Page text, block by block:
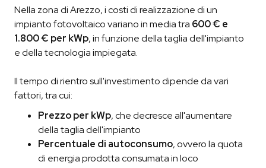
Nella zona di Arezzo, i costi di realizzazione di un
impianto fotovoltaico variano in media tra 600 € e
1.800 € per kWp, in funzione della taglia dell'impianto
e della tecnologia impiegata.
Il tempo di rientro sull'investimento dipende da vari
fattori, tra cui:
Prezzo per kWp, che decresce all'aumentare
della taglia dell'impianto
Percentuale di autoconsumo, ovvero la quota
di energia prodotta consumata in loco